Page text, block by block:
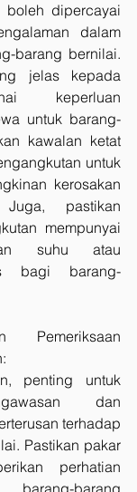
boleh dipercayai
dalam
barang bernilai.
jelas kepada
keperluan
untuk barang-
kawalan ketat
untuk
kerosakan
pastikan
mempunyai
suhu atau
bagi barang-
Pemeriksaan
penting untuk
dan
terhadap
Pastikan pakar
perhatian